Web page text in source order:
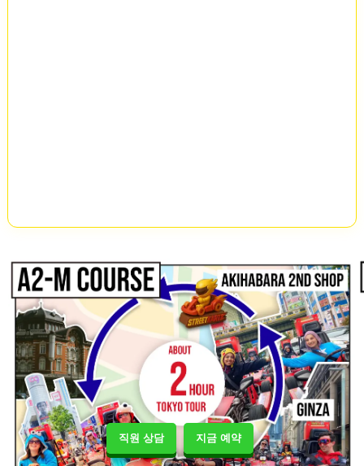
직원 상담 지금 예약